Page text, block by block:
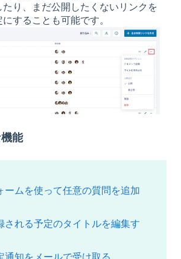
たり、まだ公開したくないリンクを
することも可能です。
能
ームを使って任意の質問を追加
される予定のタイトルを編集す
通知をメールで受け取る